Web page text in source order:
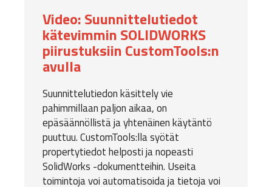
Video: Suunnittelutiedot
kätevimmin SOLIDWORKS
piirustuksiin CustomTools:n
avulla
Suunnittelutiedon käsittely vie
pahimmillaan paljon aikaa, on
epäsäännöllistä ja yhtenäinen käytäntö
puuttuu.CustomTools:llasyötät
propertytiedot helposti ja nopeasti
SolidWorks -dokumentteihin. Useita
toimintoja voi automatisoida ja tietoja voi